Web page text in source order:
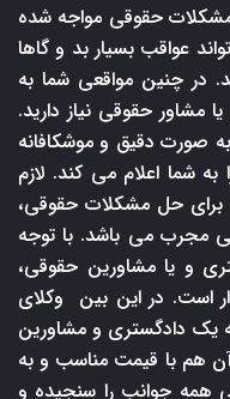
حقوقی مواجه شده
عواقب بسیار بد و گاها
در چنین مواقعی شما به
حقوقی نیاز دارید.
صورت دقیق و موشکافانه
به شما اعلام می کند. لازم
برای حل مشکلات حقوقی،
مجرب می باشد. با توجه
و یا مشاورین حقوقی،
است. در این بین وکلای
یک دادگستری و مشاورین
هم با قیمت مناسب و به
همه جوانب را سنجیده و